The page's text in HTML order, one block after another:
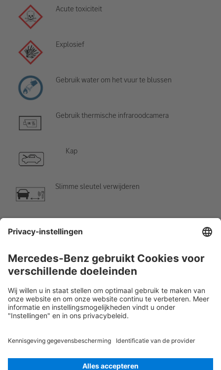
Acute toxiciteit
Explosief
Gebruik water om het vuur te blussen
Gebruik thermische infraroodcamera
Kap
Slimme sleutel verwijderen
Waarschuwing; lage temperatuur
Rescue Card Personenauto Versie 07/2026 01.11 ID-Nr.: 167.106